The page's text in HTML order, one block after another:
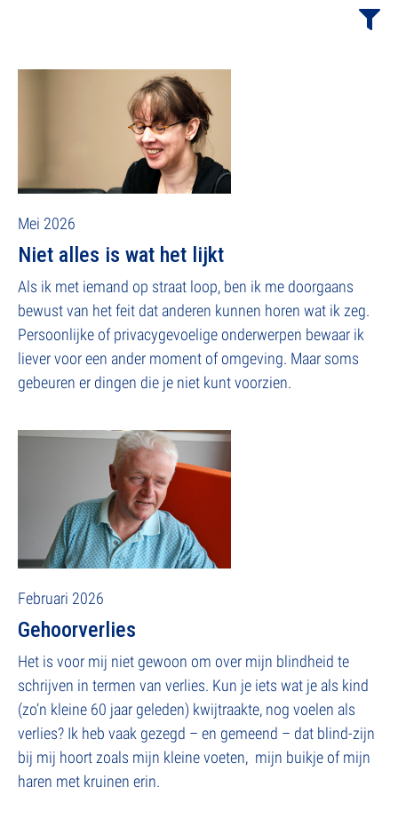
Mei 2026
Niet alles is wat het lijkt
Als ik met iemand op straat loop, ben ik me doorgaans
bewust van het feit dat anderen kunnen horen wat ik zeg.
Persoonlijke of privacygevoelige onderwerpen bewaar ik
liever voor een ander moment of omgeving. Maar soms
gebeuren er dingen die je niet kunt voorzien.
Februari 2026
Gehoorverlies
Het is voor mij niet gewoon om over mijn blindheid te
schrijven in termen van verlies. Kun je iets wat je als kind
(zo’n kleine 60 jaar geleden) kwijtraakte, nog voelen als
verlies? Ik heb vaak gezegd – en gemeend – dat blind-zijn
bij mij hoort zoals mijn kleine voeten, mijn buikje of mijn
haren met kruinen erin.